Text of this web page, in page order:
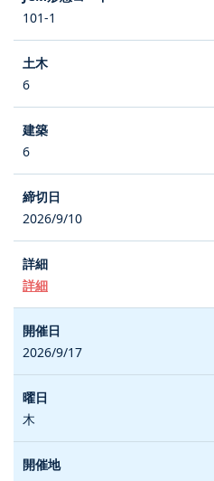
101-1
6
6
2026/9/10
詳細
2026/9/17
木